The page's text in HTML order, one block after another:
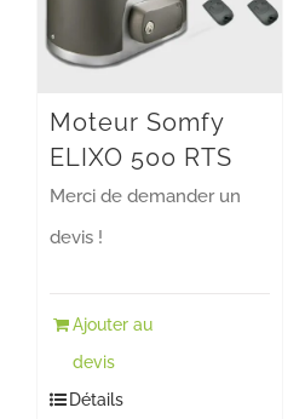
Moteur Somfy
ELIXO 500 RTS
Merci de demander un
devis !
Ajouter au
devis
Détails